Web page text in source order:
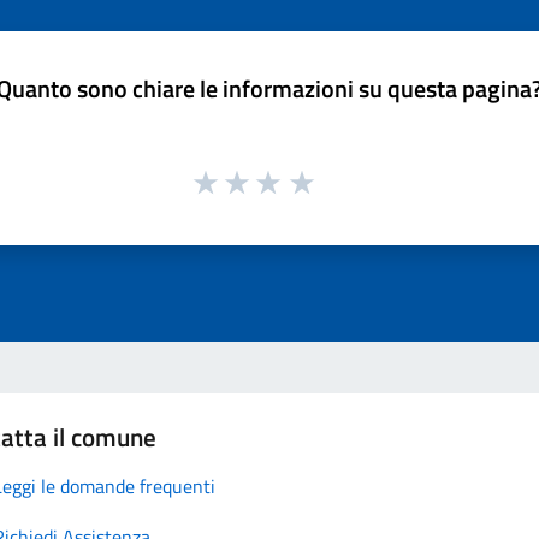
sono chiare le informazioni su questa
il comune
le domande frequenti